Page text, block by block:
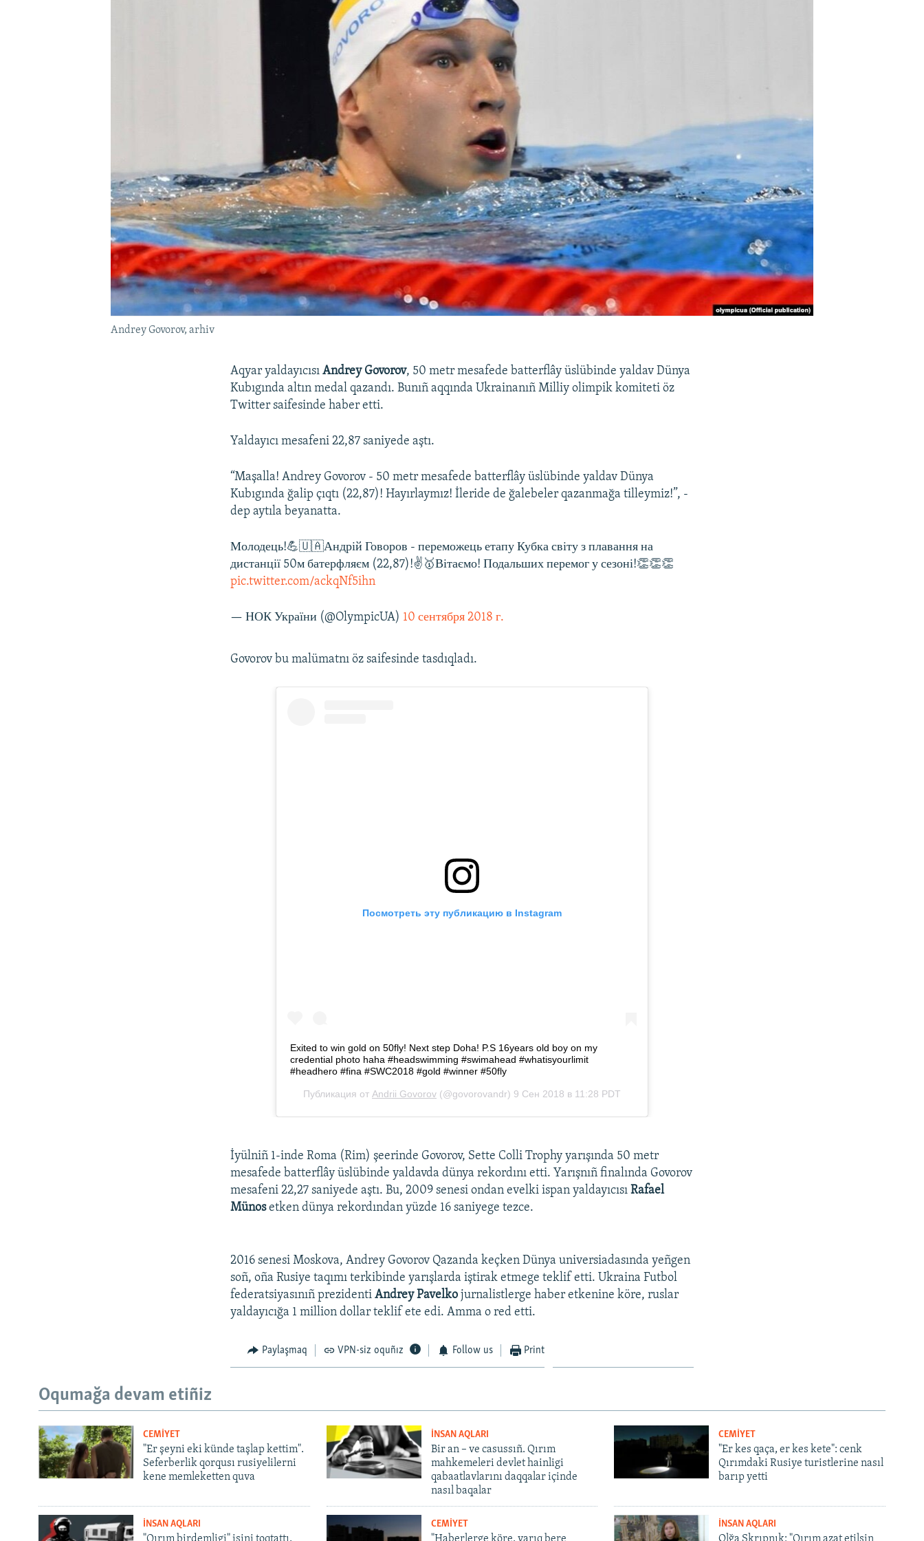
Andrey Govorov, arhiv
Aqyar yaldayıcısıAndrey Govorov, 50 metr mesafede batterflây üslübinde yaldav Dünya
Kubıgında altın medal qazandı. Bunıñ aqqında Ukrainanıñ Milliy olimpik komiteti öz
Twitter saifesinde haber etti.
Yaldayıcı mesafeni 22,87 saniyede aştı.
“Maşalla! Andrey Govorov - 50 metr mesafede batterflây üslübinde yaldav Dünya
Kubıgında ğalip çıqtı (22,87)! Hayırlaymız! İleride de ğalebeler qazanmağa tilleymiz!”, -
dep aytıla beyanatta.
Молодець!💪🇺🇦Андрій Говоров - переможець етапу Кубка світу з плавання на
дистанції 50м батерфляєм (22,87)!✌️🥇Вітаємо! Подальших перемог у сезоні!👏👏👏
pic.twitter.com/ackqNf5ihn
— НОК України (@OlympicUA) 10 сентября 2018 г.
Govorov bu malümatnı öz saifesinde tasdıqladı.
İyülniñ 1-inde Roma (Rim) şeerinde Govorov, Sette Colli Trophy yarışında 50 metr
mesafede batterflây üslübinde yaldavda dünya rekordını etti. Yarışnıñ finalında Govorov
mesafeni 22,27 saniyede aştı. Bu, 2009 senesi ondan evelki ispan yaldayıcısıRafael
Münosetken dünya rekordından yüzde 16 saniyege tezce.
2016 senesi Moskova, Andrey Govorov Qazanda keçken Dünya universiadasında yeñgen
soñ, oña Rusiye taqımı terkibinde yarışlarda iştirak etmege teklif etti. Ukraina Futbol
federatsiyasınıñ prezidentiAndrey Pavelkojurnalistlerge haber etkenine köre, ruslar
yaldayıcığa 1 million dollar teklif ete edi. Amma o red etti.
Paylaşmaq VPN-siz oquñız Follow us Print
Oqumağa devam etiñiz
CEMİYET
"Er şeyni eki künde taşlap kettim".
Seferberlik qorqusı rusiyelilerni
kene memleketten quva
İNSAN AQLARI
Bir an – ve casussıñ. Qırım
mahkemeleri devlet hainligi
qabaatlavlarını daqqalar içinde
nasıl baqalar
CEMİYET
"Er kes qaça, er kes kete": cenk
Qırımdaki Rusiye turistlerine nasıl
barıp yetti
İNSAN AQLARI
"Qırım birdemligi" işini toqtattı,
CEMİYET
"Haberlerge köre, yarıq bere
İNSAN AQLARI
Olğa Skrıpnık: "Qırım azat etilsin